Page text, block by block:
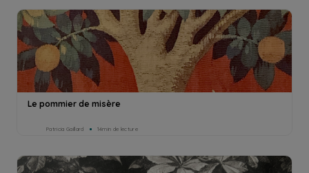
Le pommier de misère
Patricia Gaillard 14min de lecture